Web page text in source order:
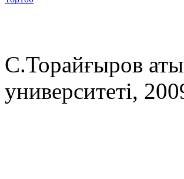
С.Торайғыров
университеті,